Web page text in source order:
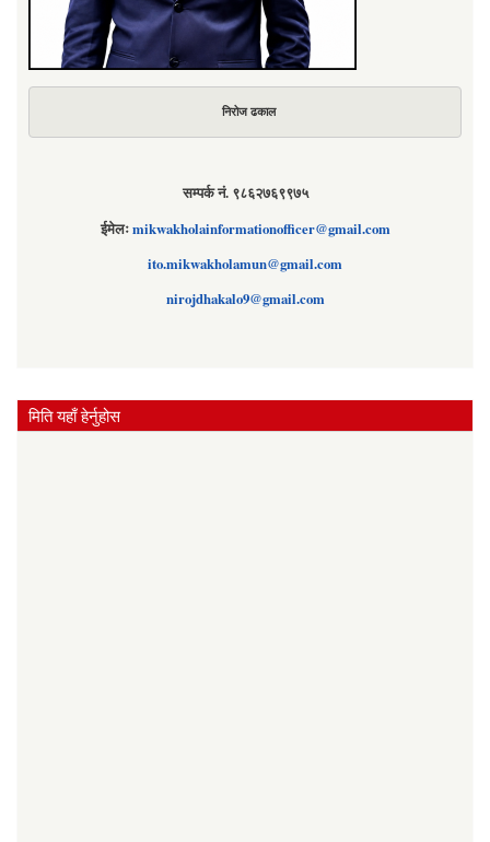
निरोज ढकाल
सम्पर्क नं. ९८६२७६९९७५
ईमेलःmikwakholainformationofficer@gmail.com
ito.mikwakholamun@gmail.com
nirojdhakalo9@gmail.com
मिति यहाँ हेर्नुहोस